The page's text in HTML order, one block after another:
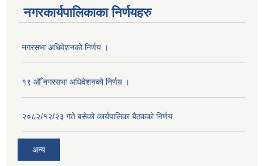
नगरकार्यपालिकाका निर्णयहरु
नगरसभा अधिवेशनको निर्णय ।
१९ औँ नगरसभा अधिवेशनको निर्णय ।
२०८२/१२/२३ गते बसेको कार्यपालिका बैठकको निर्णय
अन्य